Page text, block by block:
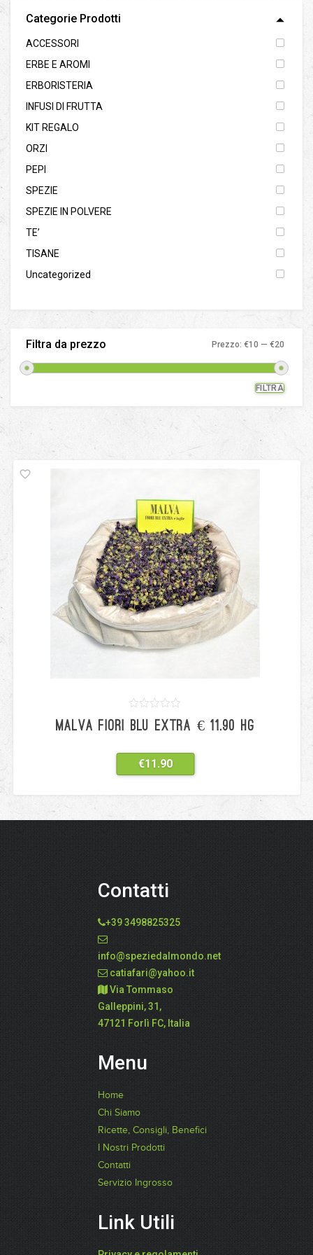
Categorie Prodotti
ACCESSORI
ERBE E AROMI
ERBORISTERIA
INFUSI DI FRUTTA
KIT REGALO
ORZI
PEPI
SPEZIE
SPEZIE IN POLVERE
TE’
TISANE
Uncategorized
Filtra da prezzo
Prezzo
Prezzo
FILTRA
Prezzo: €10 — €20
0
out
5
on
0
customer
ratings
MALVA FIORI BLU EXTRA € 11.90 HG
€11.90
Contatti
+39 3498825325
info@speziedalmondo.net
catiafari@yahoo.it
Via Tommaso
Galleppini, 31,
47121 Forlì FC, Italia
Menu
Home
Chi Siamo
Ricette, Consigli, Benefici
I Nostri Prodotti
Contatti
Servizio Ingrosso
Link Utili